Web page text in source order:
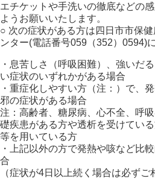
エチケットや手洗いの徹底などの
ようお願いいたします。
○ 次の症状がある方は四日市市保
ンター(電話番号059（352）0594)
・息苦しさ（呼吸困難）、強いだ
い症状のいずれかがある場合
・重症化しやすい方（注：）で、
邪の症状がある場合
注：高齢者、糖尿病、心不全、呼
礎疾患がある方や透析を受けてい
等を用いている方
・上記以外の方で発熱や咳など比
合
（症状が4日以上続く場合は必ず